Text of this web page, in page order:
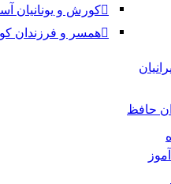
کورش و یونانیان
همسر و فرزندان
حافظ